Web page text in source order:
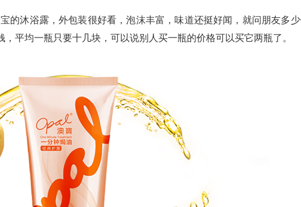
的沐浴露，外包装很好看，泡沫丰富，味道还挺好闻，就问朋友多
平均一瓶只要十几块，可以说别人买一瓶的价格可以买它两瓶了。